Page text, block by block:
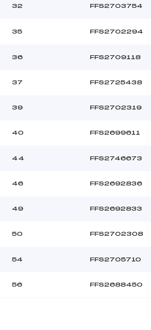
32 FFS2703754
35 FFS2702294
36 FFS2709118
37 FFS2725438
39 FFS2702319
40 FFS2699611
44 FFS2746673
46 FFS2692836
49 FFS2692833
50 FFS2702308
54 FFS2705710
56 FFS2688450